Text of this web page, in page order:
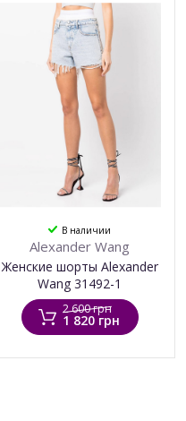
В наличии
Alexander Wang
Женские шорты Alexander
Wang 31492-1
2 600 грн
1 820 грн